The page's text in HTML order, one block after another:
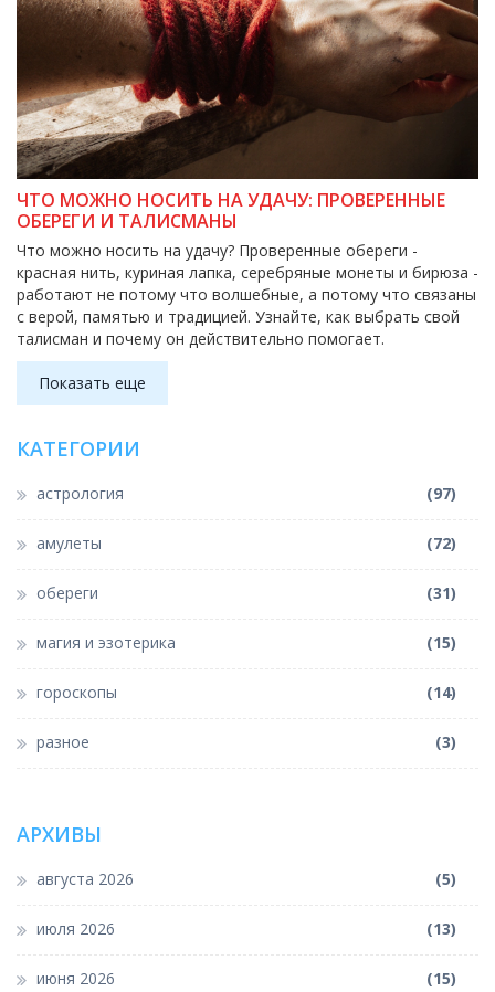
ЧТО МОЖНО НОСИТЬ НА УДАЧУ: ПРОВЕРЕННЫЕ
ОБЕРЕГИ И ТАЛИСМАНЫ
Что можно носить на удачу? Проверенные обереги -
красная нить, куриная лапка, серебряные монеты и бирюза -
работают не потому что волшебные, а потому что связаны
с верой, памятью и традицией. Узнайте, как выбрать свой
талисман и почему он действительно помогает.
Показать еще
КАТЕГОРИИ
астрология (97)
амулеты (72)
обереги (31)
магия и эзотерика (15)
гороскопы (14)
разное (3)
АРХИВЫ
августа 2026 (5)
июля 2026 (13)
июня 2026 (15)